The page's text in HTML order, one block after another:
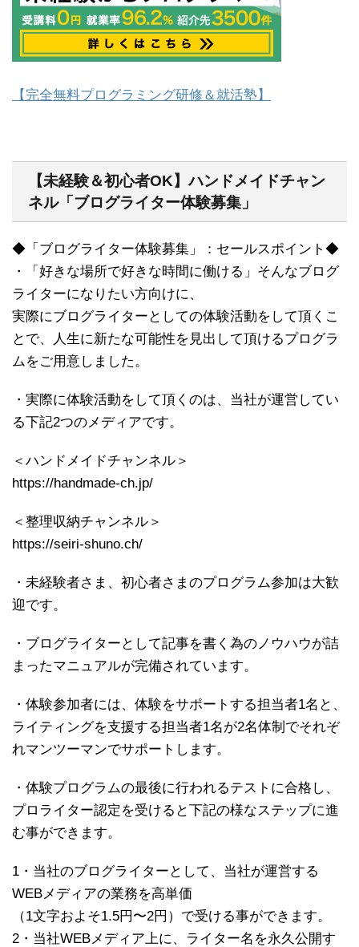
【完全無料プログラミング研修＆就活塾】
【未経験＆初心者OK】ハンドメイドチャン
ネル「ブログライター体験募集」
◆「ブログライター体験募集」：セールスポイント◆
・「好きな場所で好きな時間に働ける」そんなブログ
ライターになりたい方向けに、
実際にブログライターとしての体験活動をして頂くこ
とで、人生に新たな可能性を見出して頂けるプログラ
ムをご用意しました。
・実際に体験活動をして頂くのは、当社が運営してい
る下記2つのメディアです。
＜ハンドメイドチャンネル＞
https://handmade-ch.jp/
＜整理収納チャンネル＞
https://seiri-shuno.ch/
・未経験者さま、初心者さまのプログラム参加は大歓
迎です。
・ブログライターとして記事を書く為のノウハウが詰
まったマニュアルが完備されています。
・体験参加者には、体験をサポートする担当者1名と、
ライティングを支援する担当者1名が2名体制でそれぞ
れマンツーマンでサポートします。
・体験プログラムの最後に行われるテストに合格し、
プロライター認定を受けると下記の様なステップに進
む事ができます。
1・当社のブログライターとして、当社が運営する
WEBメディアの業務を高単価
（1文字およそ1.5円〜2円）で受ける事ができます。
2・当社WEBメディア上に、ライター名を永久公開す